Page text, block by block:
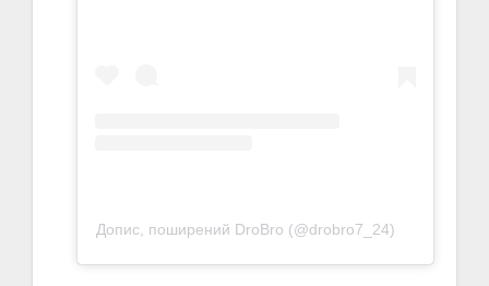
Допис, поширений DroBro (@drobro7_24)